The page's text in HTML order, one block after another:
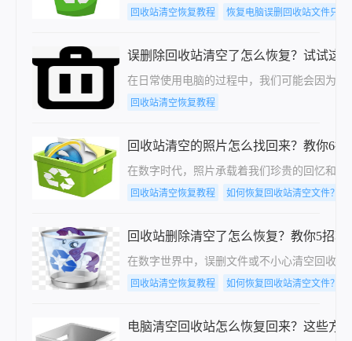
回收站清空恢复教程 恢复电脑误删回收站文件只要
误删除回收站清空了怎么恢复？试试这
在日常使用电脑的过程中，我们可能会因为
回收站清空恢复教程
回收站清空的照片怎么找回来？教你6招
在数字时代，照片承载着我们珍贵的回忆和
回收站清空恢复教程 如何恢复回收站清空文件？教
回收站删除清空了怎么恢复？教你5招轻
在数字世界中，误删文件或不小心清空回收
回收站清空恢复教程 如何恢复回收站清空文件？教
电脑清空回收站怎么恢复回来？这些方